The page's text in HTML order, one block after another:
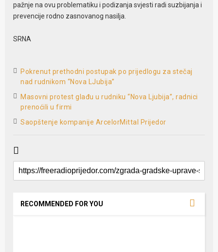
pažnje na ovu problematiku i podizanja svjesti radi suzbijanja i
prevencije rodno zasnovanog nasilja.
SRNA
Pokrenut prethodni postupak po prijedlogu za stečaj
nad rudnikom “Nova LJubija”
Masovni protest glađu u rudniku “Nova Ljubija”, radnici
prenoćili u firmi
Saopštenje kompanije ArcelorMittal Prijedor
RECOMMENDED FOR YOU